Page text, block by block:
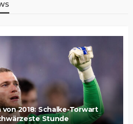
von 2018: Schalke-Torwart
Stunde